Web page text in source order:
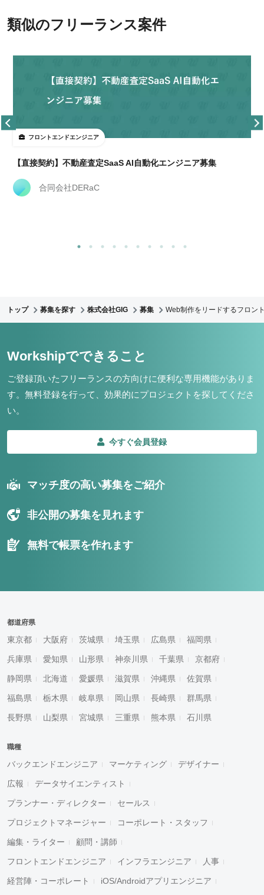
類似のフリーランス案件
フロントエンドエンジニア
【直接契約】不動産査定SaaS AI自動化エンジニア募集
合同会社DERaC
トップ 募集を探す 株式会社GIG 募集 Web制作をリードするフロン
Workshipでできること
ご登録頂いたフリーランスの方向けに便利な専用機能がありま
す。 無料登録を行って、効果的にプロジェクトを探してくださ
い。
今すぐ会員登録
マッチ度の高い募集をご紹介
非公開の募集を見れます
無料で帳票を作れます
都道府県
東京都 大阪府 茨城県 埼玉県 広島県 福岡県
兵庫県 愛知県 山形県 神奈川県 千葉県 京都府
静岡県 北海道 愛媛県 滋賀県 沖縄県 佐賀県
福島県 栃木県 岐阜県 岡山県 長崎県 群馬県
長野県 山梨県 宮城県 三重県 熊本県 石川県
職種
バックエンドエンジニア マーケティング デザイナー
広報 データサイエンティスト
プランナー・ディレクター セールス
プロジェクトマネージャー コーポレート・スタッフ
編集・ライター 顧問・講師
フロントエンドエンジニア インフラエンジニア 人事
経営陣・コーポレート iOS/Androidアプリエンジニア